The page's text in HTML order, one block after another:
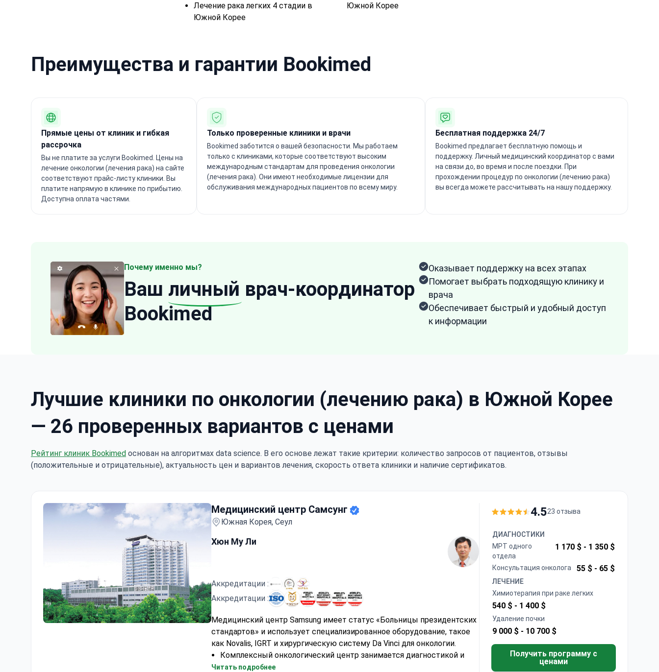
Лечение рака легких 4 стадии в
Южной Корее
Южной Корее
Преимущества и гарантии Bookimed
Прямые цены от клиник и гибкая
рассрочка
Вы не платите за услуги Bookimed. Цены на
лечение онкологии (лечения рака) на сайте
соответствуют прайс-листу клиники. Вы
платите напрямую в клинике по прибытию.
Доступна оплата частями.
Только проверенные клиники и врачи
Bookimed заботится о вашей безопасности. Мы работаем
только с клиниками, которые соответствуют высоким
международным стандартам для проведения онкологии
(лечения рака). Они имеют необходимые лицензии для
обслуживания международных пациентов по всему миру.
Бесплатная поддержка 24/7
Bookimed предлагает бесплатную помощь и
поддержку. Личный медицинский координатор с вами
на связи до, во время и после поездки. При
прохождении процедур по онкологии (лечению рака)
вы всегда можете рассчитывать на нашу поддержку.
Почему именно мы?
Ваш личный врач-координатор
Bookimed
Оказывает поддержку на всех этапах
Помогает выбрать подходящую клинику и
врача
Обеспечивает быстрый и удобный доступ
к информации
Лучшие клиники по онкологии (лечению рака) в Южной Корее
— 26 проверенных вариантов с ценами
Рейтинг клиник Bookimed основан на алгоритмах data science. В его основе лежат такие критерии: количество запросов от пациентов, отзывы
(положительные и отрицательные), актуальность цен и вариантов лечения, скорость ответа клиники и наличие сертификатов.
Медицинский центр Самсунг
Южная Корея, Сеул
Хюн Му Ли
Аккредитации :
Аккредитации :
Медицинский центр Samsung имеет статус «Больницы президентских
стандартов» и использует специализированное оборудование, такое
как Novalis, IGRT и хирургическую систему Da Vinci для онкологии.
Комплексный онкологический центр занимается диагностикой и
лечением различных видов рака
Читать подробнее
4.523 отзыва
ДИАГНОСТИКИ
МРТ одного
отдела
1 170 $ - 1 350 $
Консультация онколога 55 $ - 65 $
ЛЕЧЕНИЕ
Химиотерапия при раке легких
540 $ - 1 400 $
Удаление почки
9 000 $ - 10 700 $
Получить программу с
ценами